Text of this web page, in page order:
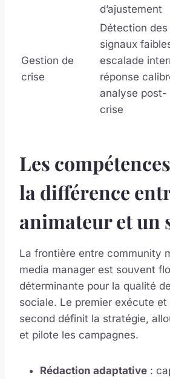
d’ajustement
Gestion de
crise
Détection des
signaux
escalade
réponse
analyse post-
crise
Les
la différence
animateur et un
La frontière entre community
media manager est souvent
déterminante pour la qualité
sociale. Le premier exécute et
second définit la stratégie,
et pilote les campagnes.
Rédaction adaptative :